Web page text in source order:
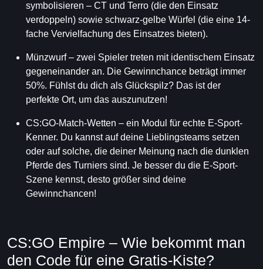
symbolisieren – CT und Terro (die den Einsatz
verdoppeln) sowie schwarz-gelbe Würfel (die eine 14-
fache Vervielfachung des Einsatzes bieten).
Münzwurf – zwei Spieler treten mit identischem Einsatz
gegeneinander an. Die Gewinnchance beträgt immer
50%. Fühlst du dich als Glückspilz? Das ist der
perfekte Ort, um das auszunutzen!
CS:GO-Match-Wetten – ein Modul für echte E-Sport-
Kenner. Du kannst auf deine Lieblingsteams setzen
oder auf solche, die deiner Meinung nach die dunklen
Pferde des Turniers sind. Je besser du die E-Sport-
Szene kennst, desto größer sind deine
Gewinnchancen!
CS:GO Empire – Wie bekommt man
den Code für eine Gratis-Kiste?